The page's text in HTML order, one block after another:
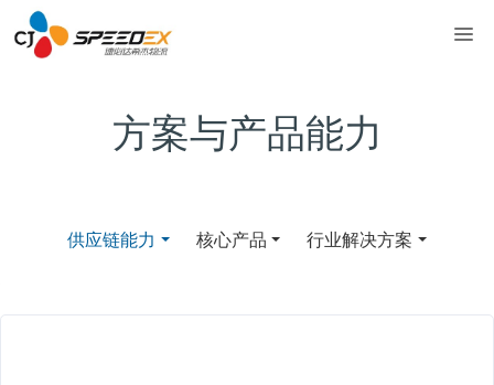
方案与产品能力
供应链能力 核心产品 行业解决方案